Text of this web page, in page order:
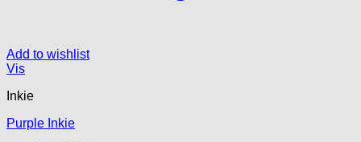
Add to wishlist
Vis
Inkie
Purple Inkie